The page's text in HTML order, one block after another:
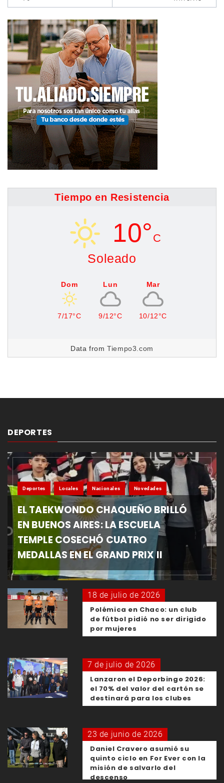
Tiempo en Resistencia
10° C
Soleado
Dom
7/17°C
Lun
9/12°C
Mar
10/12°C
Data fromTiempo3.com
DEPORTES
Deportes Locales Nacionales Novedades
EL TAEKWONDO CHAQUEÑO BRILLÓ
EN BUENOS AIRES: LA ESCUELA
TEMPLE COSECHÓ CUATRO
MEDALLAS EN EL GRAND PRIX II
18 de julio de 2026
Polémica en Chaco: un club
de fútbol pidió no ser dirigido
por mujeres
7 de julio de 2026
Lanzaron el Deporbingo 2026:
el 70% del valor del cartón se
destinará para los clubes
23 de junio de 2026
Daniel Cravero asumió su
quinto ciclo en For Ever con la
misión de salvarlo del
descenso